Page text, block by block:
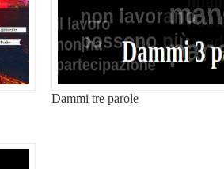
Dammi tre parole